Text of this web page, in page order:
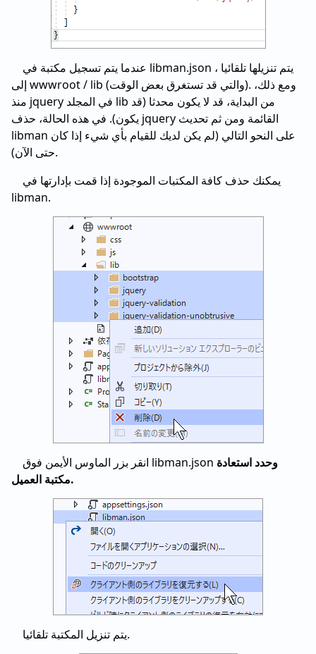
عندما يتم تسجيل مكتبة في libman.json ، يتم تنزيلها تلقائيا
إلى wwwroot / lib (والتي قد تستغرق بعض الوقت). ومع ذلك،
منذ jquery في المجلد lib من البداية، قد لا يكون محدثا (قد
يكون). في هذه الحالة، حذف jquery القائمة ومن ثم تحديث
libman على النحو التالي (لم يكن لديك للقيام بأي شيء إذا كان
حتى الآن).
يمكنك حذف كافة المكتبات الموجودة إذا قمت بإدارتها في
libman.
انقر بزر الماوس الأيمن فوق libman.json وحدد استعادة
مكتبة العميل.
يتم تنزيل المكتبة تلقائيا.